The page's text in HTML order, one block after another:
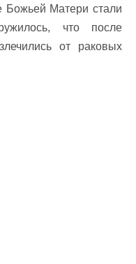
Божьей Матери стали
что после
от раковых